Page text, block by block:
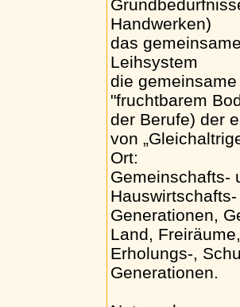
Handwerken)
das
Leihsystem
die
"fruchtbarem
der Berufe) der
von
Ort:
Gemeinschafts-
Generationen,
Land,
Erholungs-,
Generationen.